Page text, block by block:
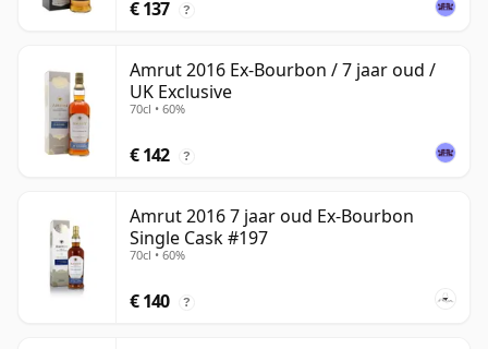
€ 137 ?
Amrut 2016 Ex-Bourbon / 7 jaar oud /
UK Exclusive
70cl • 60%
€ 142 ?
Amrut 2016 7 jaar oud Ex-Bourbon
Single Cask #197
70cl • 60%
€ 140 ?